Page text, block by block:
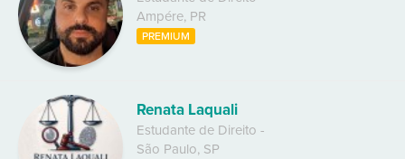
Ampére, PR
PREMIUM
Renata Laquali
Estudante de Direito -
São Paulo, SP